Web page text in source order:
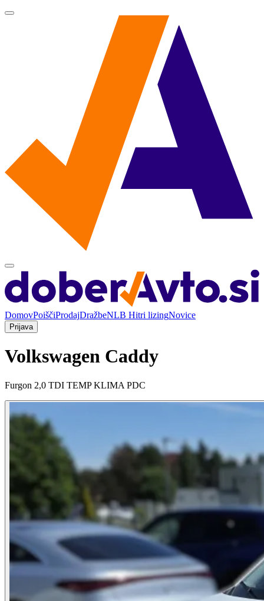
DomovPoiščiProdajDražbeNLB Hitri lizingNovice
Prijava
Volkswagen Caddy
Furgon 2,0 TDI TEMP KLIMA PDC